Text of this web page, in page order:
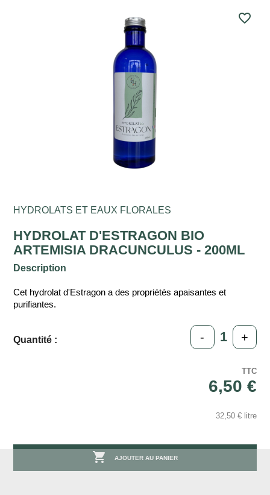
favorite_border
HYDROLATS ET EAUX FLORALES
HYDROLAT D'ESTRAGON BIO
ARTEMISIA DRACUNCULUS - 200ML
Description
Cet hydrolat d'Estragon a des propriétés apaisantes et
purifiantes.
Quantité : - +
TTC
6,50 €
32,50 € litre
 AJOUTER AU PANIER